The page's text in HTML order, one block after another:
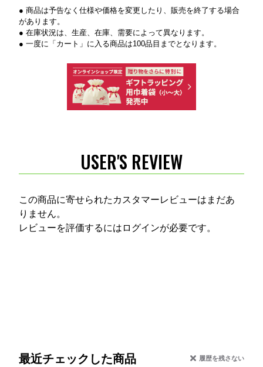
● 商品は予告なく仕様や価格を変更したり、販売を終了する場合
があります。
● 在庫状況は、生産、在庫、需要によって異なります。
● 一度に「カート」に入る商品は100品目までとなります。
USER'S REVIEW
この商品に寄せられたカスタマーレビューはまだあ
りません。
レビューを評価するには ログインが必要です。
最近チェックした商品 履歴を残さない